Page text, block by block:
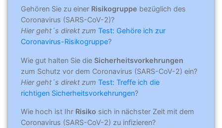
Gehören Sie zu einer Risikogruppe bezüglich des
Coronavirus (SARS-CoV-2)?
Hier geht´s direkt zum Test: Gehöre ich zur
Coronavirus-Risikogruppe?
Wie gut halten Sie die Sicherheitsvorkehrungen
zum Schutz vor dem Coronavirus (SARS-CoV-2) ein?
Hier geht´s direkt zum Test: Treffe ich die
richtigen Sicherheitsvorkehrungen?
Wie hoch ist Ihr Risiko sich in nächster Zeit mit dem
Coronavirus (SARS-CoV-2) zu infizieren?